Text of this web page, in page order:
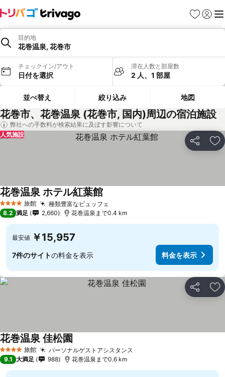
お気に入り
ログイ
メ
目的地
花巻温泉, 花巻市
チェックイン/アウト
日付を選択
滞在人数と部屋数
2 人、1 部屋
並べ替え 絞り込み 地図
花巻市、花巻温泉 (花巻市, 国内)周辺の宿泊施設
弊社への手数料が検索結果に及ぼす影響について
シェア お
人気施設
4 ホテルのランク
旅館 種類豊富なビュッフェ
花巻温泉 ホテル紅葉館
8.2 満足 2,660 花巻温泉まで0.4 km
最安値 ￥15,957
7件のサイトの料金を表示 料金を表示
シェア お
4 ホテルのランク
旅館 パーソナルゲストアシスタンス
花巻温泉 佳松園
9.1 大満足 988 花巻温泉まで0.6 km